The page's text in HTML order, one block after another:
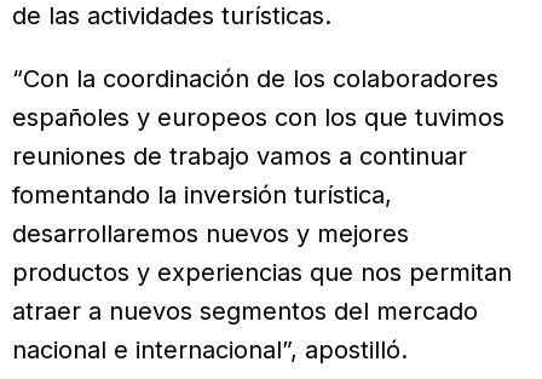
de las actividades turísticas.
“Con la coordinación de los colaboradores
españoles y europeos con los que tuvimos
reuniones de trabajo vamos a continuar
fomentando la inversión turística,
desarrollaremos nuevos y mejores
productos y experiencias que nos permitan
atraer a nuevos segmentos del mercado
nacional e internacional”, apostilló.